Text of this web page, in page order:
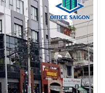
phường Thạnh Mỹ
- Zalo: 0987110011